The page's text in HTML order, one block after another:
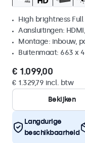
High brightness
Aansluitingen:
Montage: inbouw,
Buitenmaat: 663 x
€ 1.099,00
€ 1.329,79 incl. btw
Bekijken
Langdurige
beschikbaarheid